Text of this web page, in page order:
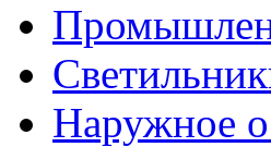
Наружное